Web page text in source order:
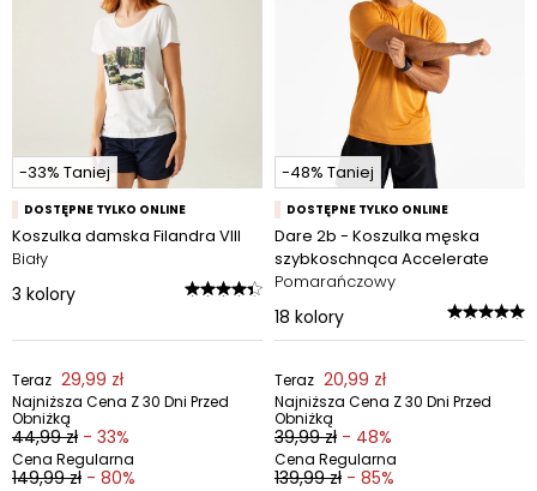
-33% Taniej
DOSTĘPNE TYLKO ONLINE
Koszulka damska Filandra VIII
Biały
3 kolory
Teraz 29,99 zł
Najniższa Cena Z 30 Dni Przed
Obniżką
44,99 zł - 33%
Cena Regularna
149,99 zł - 80%
-48% Taniej
DOSTĘPNE TYLKO ONLINE
Dare 2b - Koszulka męska
szybkoschnąca Accelerate
Pomarańczowy
18 kolory
Teraz 20,99 zł
Najniższa Cena Z 30 Dni Przed
Obniżką
39,99 zł - 48%
Cena Regularna
139,99 zł - 85%